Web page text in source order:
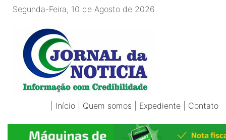
Segunda-Feira, 10 de Agosto de 2026
Início Quem somos Expediente Contato